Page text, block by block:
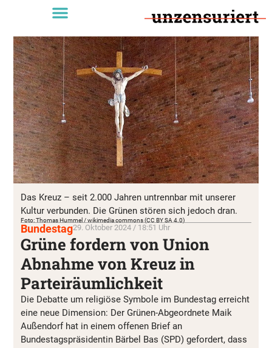
Das Kreuz – seit 2.000 Jahren untrennbar mit unserer
Kultur verbunden. Die Grünen stören sich jedoch dran.
Foto: Thomas Hummel / wikimedia commons (CC BY SA 4.0)
Bundestag29. Oktober 2024 / 18:51 Uhr
Grüne fordern von Union
Abnahme von Kreuz in
Parteiräumlichkeit
Die Debatte um religiöse Symbole im Bundestag erreicht
eine neue Dimension: Der Grünen-Abgeordnete Maik
Außendorf hat in einem offenen Brief an
Bundestagspräsidentin Bärbel Bas (SPD) gefordert, dass